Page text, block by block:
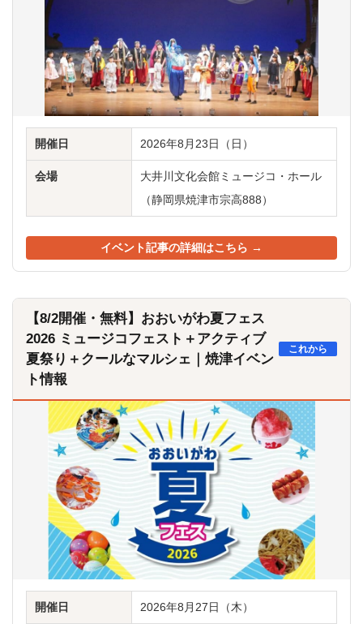
開催日 2026年8月23日（日）
会場
大井川文化会館ミュージコ・ホール
（静岡県焼津市宗高888）
イベント記事の詳細はこちら →
【8/2開催・無料】おおいがわ夏フェス
2026 ミュージコフェスト＋アクティブ
夏祭り＋クールなマルシェ｜焼津イベン
ト情報
これから
開催日 2026年8月27日（木）